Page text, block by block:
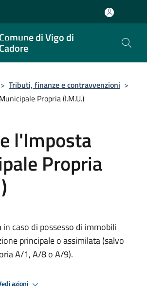
Comune di Vigo di
Cadore
> Tributi, finanze e contravvenzioni >
Propria (I.M.U.)
l'Imposta
Propria
in caso di possesso di immobili
principale o assimilata (salvo
A/1, A/8 o A/9).
azioni